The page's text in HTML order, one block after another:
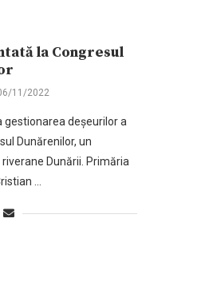
la Congresul
11/2022
deșeurilor a
Dunărenilor, un
Dunării. Primăria
…